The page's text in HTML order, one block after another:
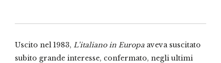
Uscito nel 1983, L’italiano in Europa aveva suscitato
subito grande interesse, confermato, negli ultimi